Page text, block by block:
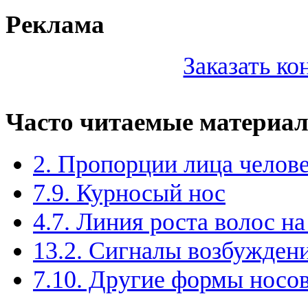
Реклама
Заказать
Часто читаемые
2. Пропорции лица
7.9. Курносый нос
4.7. Линия роста волос
13.2. Сигналы
7.10. Другие формы